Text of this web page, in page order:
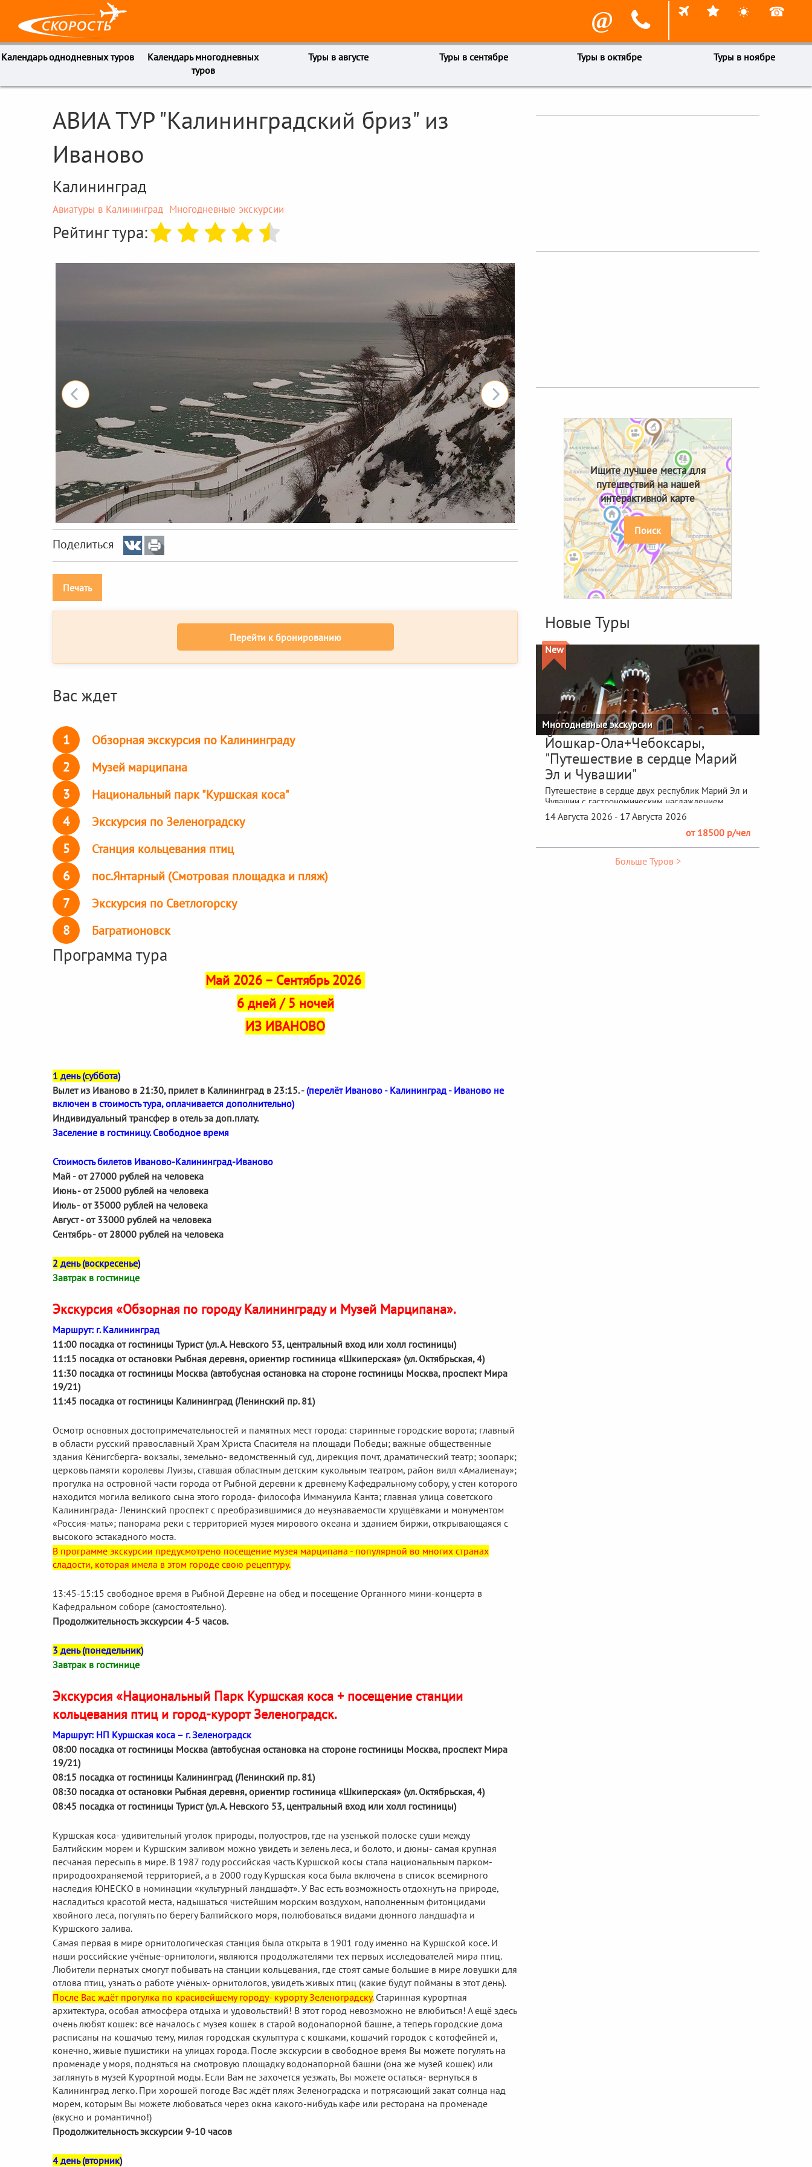
@     ☎
Календарь однодневных туров
Календарь многодневных
туров
Туры в августе Туры в сентябре Туры в октябре Туры в ноябре
АВИА ТУР "Калининградский бриз" из
Иваново
Калининград
Авиатуры в Калининград Многодневные экскурсии
Рейтинг тура:
Поделиться
Печать
Перейти к бронированию
Вас ждет
1 Обзорная экскурсия по Калининграду
2 Музей марципана
3 Национальный парк "Куршская коса"
4 Экскурсия по Зеленоградску
5 Станция кольцевания птиц
6 пос.Янтарный (Смотровая площадка и пляж)
7 Экскурсия по Светлогорску
8 Багратионовск
Программа тура
Май 2026 – Сентябрь 2026
6 дней / 5 ночей
ИЗ ИВАНОВО
1 день (суббота)
Вылет из Иваново в 21:30, прилет в Калининград в 23:15. - (перелёт Иваново - Калининград - Иваново не
включен в стоимость тура, оплачивается дополнительно)
Индивидуальный трансфер в отель за доп.плату.
Заселение в гостиницу. Свободное время
Стоимость билетов Иваново-Калининград-Иваново
Май - от 27000 рублей на человека
Июнь - от 25000 рублей на человека
Июль - от 35000 рублей на человека
Август - от 33000 рублей на человека
Сентябрь - от 28000 рублей на человека
2 день (воскресенье)
Завтрак в гостинице
Экскурсия «Обзорная по городу Калининграду и Музей Марципана».
Маршрут: г. Калининград
11:00 посадка от гостиницы Турист (ул. А. Невского 53, центральный вход или холл гостиницы)
11:15 посадка от остановки Рыбная деревня, ориентир гостиница «Шкиперская» (ул. Октябрьская, 4)
11:30 посадка от гостиницы Москва (автобусная остановка на стороне гостиницы Москва, проспект Мира
19/21)
11:45 посадка от гостиницы Калининград (Ленинский пр. 81)
Осмотр основных достопримечательностей и памятных мест города: старинные городские ворота; главный
в области русский православный Храм Христа Спасителя на площади Победы; важные общественные
здания Кёнигсберга- вокзалы, земельно- ведомственный суд, дирекция почт, драматический театр; зоопарк;
церковь памяти королевы Луизы, ставшая областным детским кукольным театром, район вилл «Амалиенау»;
прогулка на островной части города от Рыбной деревни к древнему Кафедральному собору, у стен которого
находится могила великого сына этого города- философа Иммануила Канта; главная улица советского
Калининграда- Ленинский проспект с преобразившимися до неузнаваемости хрущёвками и монументом
«Россия-мать»; панорама реки с территорией музея мирового океана и зданием биржи, открывающаяся с
высокого эстакадного моста.
В программе экскурсии предусмотрено посещение музея марципана - популярной во многих странах
сладости, которая имела в этом городе свою рецептуру.
13:45-15:15 свободное время в Рыбной Деревне на обед и посещение Органного мини-концерта в
Кафедральном соборе (самостоятельно).
Продолжительность экскурсии 4-5 часов.
3 день (понедельник)
Завтрак в гостинице
Экскурсия «Национальный Парк Куршская коса + посещение станции
кольцевания птиц и город-курорт Зеленоградск.
Маршрут: НП Куршская коса – г. Зеленоградск
08:00 посадка от гостиницы Москва (автобусная остановка на стороне гостиницы Москва, проспект Мира
19/21)
08:15 посадка от гостиницы Калининград (Ленинский пр. 81)
08:30 посадка от остановки Рыбная деревня, ориентир гостиница «Шкиперская» (ул. Октябрьская, 4)
08:45 посадка от гостиницы Турист (ул. А. Невского 53, центральный вход или холл гостиницы)
Куршская коса- удивительный уголок природы, полуостров, где на узенькой полоске суши между
Балтийским морем и Куршским заливом можно увидеть и зелень леса, и болото, и дюны- самая крупная
песчаная пересыпь в мире. В 1987 году российская часть Куршской косы стала национальным парком-
природоохраняемой территорией, а в 2000 году Куршская коса была включена в список всемирного
наследия ЮНЕСКО в номинации «культурный ландшафт». У Вас есть возможность отдохнуть на природе,
насладиться красотой места, надышаться чистейшим морским воздухом, наполненным фитонцидами
хвойного леса, погулять по берегу Балтийского моря, полюбоваться видами дюнного ландшафта и
Куршского залива.
Самая первая в мире орнитологическая станция была открыта в 1901 году именно на Куршской косе. И
наши российские учёные-орнитологи, являются продолжателями тех первых исследователей мира птиц.
Любители пернатых смогут побывать на станции кольцевания, где стоят самые большие в мире ловушки для
отлова птиц, узнать о работе учёных- орнитологов, увидеть живых птиц (какие будут пойманы в этот день).
После Вас ждёт прогулка по красивейшему городу- курорту Зеленоградску.Старинная курортная
архитектура, особая атмосфера отдыха и удовольствий! В этот город невозможно не влюбиться! А ещё здесь
очень любят кошек: всё началось с музея кошек в старой водонапорной башне, а теперь городские дома
расписаны на кошачью тему, милая городская скульптура с кошками, кошачий городок с котофейней и,
конечно, живые пушистики на улицах города. После экскурсии в свободное время Вы можете погулять на
променаде у моря, подняться на смотровую площадку водонапорной башни (она же музей кошек) или
заглянуть в музей Курортной моды. Если Вам не захочется уезжать, Вы можете остаться- вернуться в
Калининград легко. При хорошей погоде Вас ждёт пляж Зеленоградска и потрясающий закат солнца над
морем, которым Вы можете любоваться через окна какого-нибудь кафе или ресторана на променаде
(вкусно и романтично!)
Продолжительность экскурсии 9-10 часов
4 день (вторник)
Ищите лучшее места для
путешествий на нашей
интерактивной карте
Поиск
Новые Туры
New
Многодневные экскурсии
Йошкар-Ола+Чебоксары,
"Путешествие в сердце Марий
Эл и Чувашии"
Путешествие в сердце двух республик Марий Эл и
Чувашии с гастрономическим наслаждением
фестиваля "ЙОШКА-ЕШ"
14 Августа 2026 - 17 Августа 2026
от 18500 р/чел
Больше Туров >